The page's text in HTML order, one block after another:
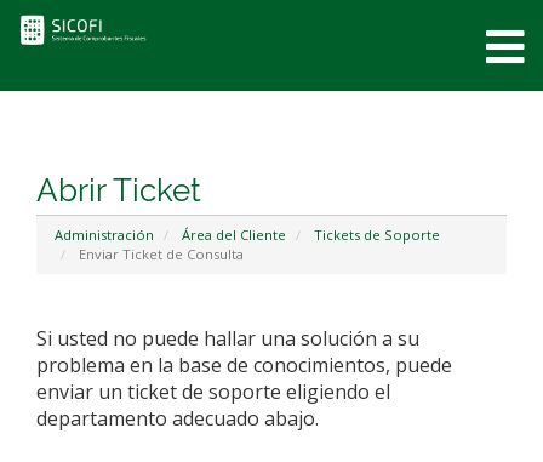
Abrir Ticket
Administración Área del Cliente
Tickets de Soporte
Enviar Ticket de Consulta
Si usted no puede hallar una solución a su
problema en la base de conocimientos, puede
enviar un ticket de soporte eligiendo el
departamento adecuado abajo.